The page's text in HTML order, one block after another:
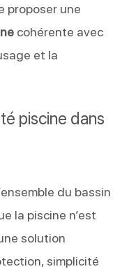
proposer une
cohérente avec
et la
piscine dans
du bassin
la piscine n’est
solution
simplicité